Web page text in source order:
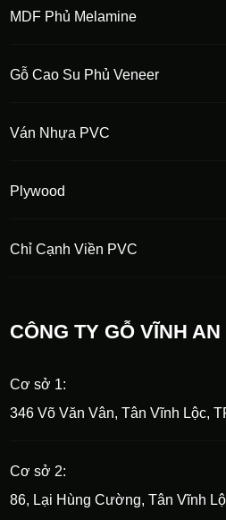
MDF Phủ Melamine
Gỗ Cao Su Phủ Veneer
Ván Nhựa PVC
Plywood
Chỉ Cạnh Viền PVC
CÔNG TY GỖ VĨNH AN
Cơ sở 1:
346 Võ Văn Vân, Tân Vĩnh Lộc,
Cơ sở 2:
86, Lại Hùng Cường, Tân Vĩnh